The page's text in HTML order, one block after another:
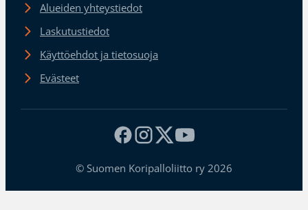
Alueiden yhteystiedot
Laskutustiedot
Käyttöehdot ja tietosuoja
Evästeet
© Suomen Koripalloliitto ry 2026